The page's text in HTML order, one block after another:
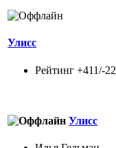
Улисс
Рейтинг +411/-22
Улисс